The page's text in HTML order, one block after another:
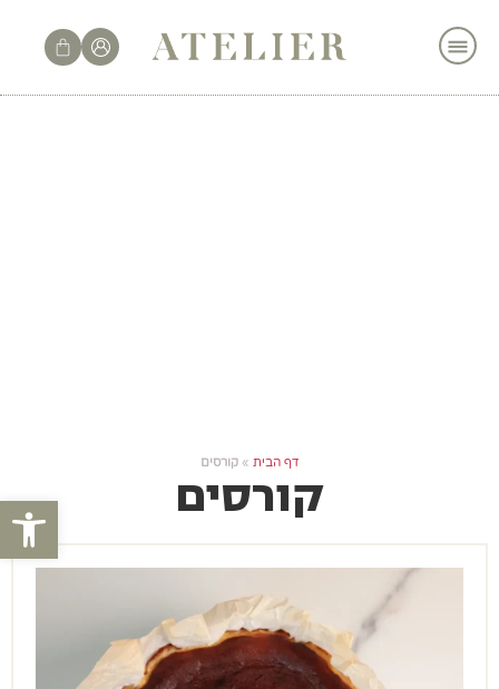
דף הבית »קורסים
קורסים פתח